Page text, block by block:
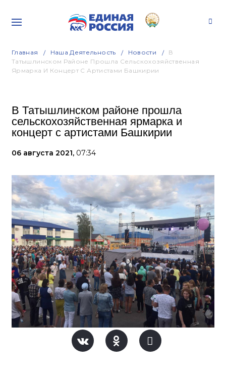
Главная Наша Деятельность Новости
В
Татышлинском Районе Прошла Сельскохозяйственная
Ярмарка И Концерт С Артистами Башкирии
В Татышлинском районе прошла
сельскохозяйственная ярмарка и
концерт с артистами Башкирии
06 августа 2021, 07:34